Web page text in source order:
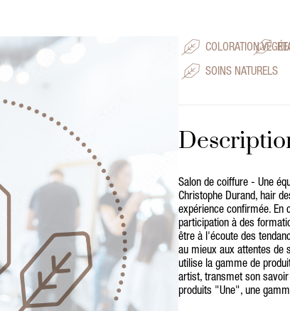
COLORATION
SOINS NATURELS
Salon de coiffure - Une
Christophe Durand, hair
expérience confirmée. En
participation à des
être à l'écoute des
au mieux aux attentes de
utilise la gamme de
artist, transmet son
produits "Une", une